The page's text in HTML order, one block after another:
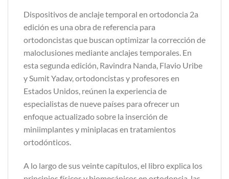
Dispositivos de anclaje temporal en ortodoncia 2a
edición es una obra de referencia para
ortodoncistas que buscan optimizar la corrección de
maloclusiones mediante anclajes temporales. En
esta segunda edición, Ravindra Nanda, Flavio Uribe
y Sumit Yadav, ortodoncistas y profesores en
Estados Unidos, reúnen la experiencia de
especialistas de nueve países para ofrecer un
enfoque actualizado sobre la inserción de
miniimplantes y miniplacas en tratamientos
ortodónticos.
A lo largo de sus veinte capítulos, el libro explica los